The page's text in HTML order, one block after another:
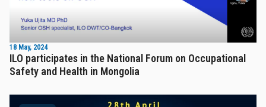
18 May, 2024
ILO participates in the National Forum on Occupational
Safety and Health in Mongolia